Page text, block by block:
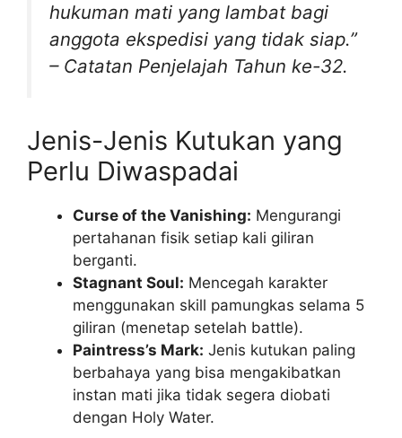
hukuman mati yang lambat bagi
anggota ekspedisi yang tidak siap.”
– Catatan Penjelajah Tahun ke-32.
Jenis-Jenis Kutukan yang
Perlu Diwaspadai
Curse of the Vanishing: Mengurangi
pertahanan fisik setiap kali giliran
berganti.
Stagnant Soul: Mencegah karakter
menggunakan skill pamungkas selama 5
giliran (menetap setelah battle).
Paintress’s Mark: Jenis kutukan paling
berbahaya yang bisa mengakibatkan
instan mati jika tidak segera diobati
dengan Holy Water.